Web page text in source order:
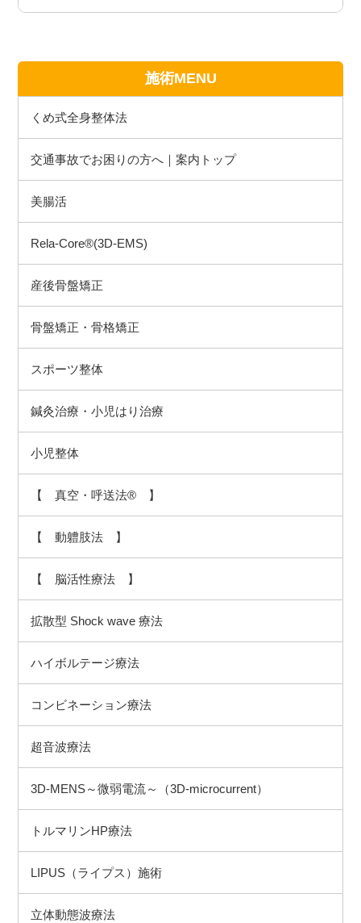
施術MENU
くめ式全身整体法
交通事故でお困りの方へ｜案内トップ
美腸活
Rela-Core®(3D-EMS)
産後骨盤矯正
骨盤矯正・骨格矯正
スポーツ整体
鍼灸治療・小児はり治療
小児整体
【 真空・呼送法® 】
【 動軆肢法 】
【 脳活性療法 】
拡散型 Shock wave 療法
ハイボルテージ療法
コンビネーション療法
超音波療法
3D-MENS～微弱電流～（3D-microcurrent）
トルマリンHP療法
LIPUS（ライプス）施術
立体動態波療法